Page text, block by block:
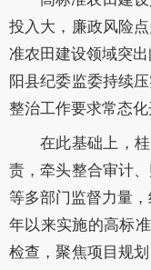
投入大，廉政风险
准农田建设领域突
阳县纪委监委持续
整治工作要求常态化
在此基础上，
责，牵头整合审计
等多部门监督力量
年以来实施的高标
检查，聚焦项目规